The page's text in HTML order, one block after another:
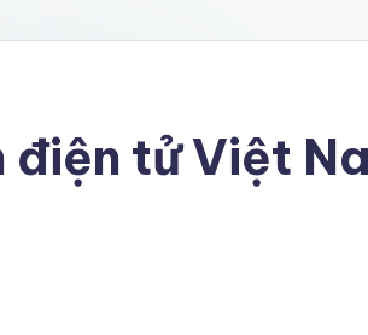
điện tử Việt